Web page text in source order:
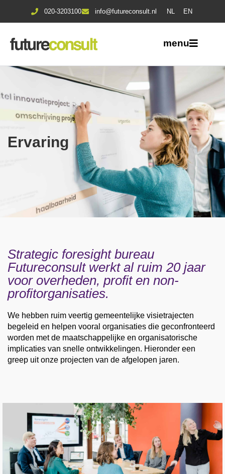
020-3203100 info@futureconsult.nl NL EN
menu
Ervaring
Strategic foresight bureau
Futureconsult werkt al ruim 20 jaar
voor overheden, profit en non-
profitorganisaties.
We hebben ruim veertig gemeentelijke visietrajecten
begeleid en helpen vooral organisaties die geconfronteerd
worden met de maatschappelijke en organisatorische
implicaties van snelle ontwikkelingen. Hieronder een
greep uit onze projecten van de afgelopen jaren.